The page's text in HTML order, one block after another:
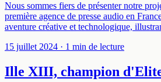
Nous sommes fiers de présenter notre
première agence de presse audio en
aventure créative et technologique,
15 juillet 2024 · 1 min de lecture
Ille XIII, champion d'Elite